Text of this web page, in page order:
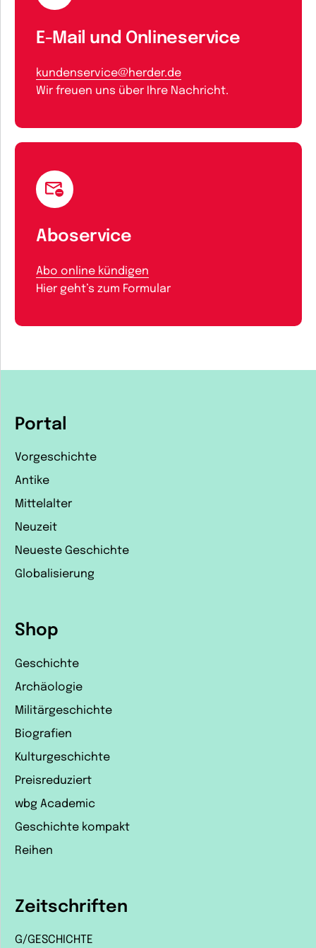
E-Mail und Onlineservice
kundenservice@herder.de
Wir freuen uns über Ihre Nachricht.
Aboservice
Abo online kündigen
Hier geht’s zum Formular
Portal
Vorgeschichte
Antike
Mittelalter
Neuzeit
Neueste Geschichte
Globalisierung
Shop
Geschichte
Archäologie
Militärgeschichte
Biografien
Kulturgeschichte
Preisreduziert
wbg Academic
Geschichte kompakt
Reihen
Zeitschriften
G/GESCHICHTE